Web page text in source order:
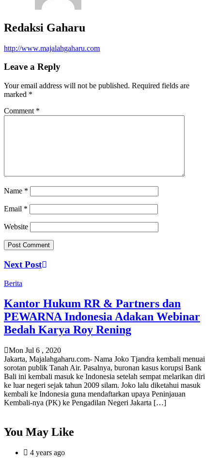
Redaksi Gaharu
http://www.majalahgaharu.com
Leave a Reply
Your email address will not be published. Required fields are
marked *
Comment *
Name *
Email *
Website
Next Post
Berita
Kantor Hukum RR & Partners dan
PEWARNA Indonesia Adakan Webinar
Bedah Karya Roy Rening
Mon Jul 6 , 2020
Jakarta, Majalahgaharu.com- Nama Joko Tjandra kembali menuai
sorotan publik Tanah Air. Pasalnya, buronan kasus korupsi Bank
Bali ini kembali masuk ke Indonesia setelah sempat melarikan diri
ke luar negeri sejak tahun 2009 silam. Joko lalu diketahui masuk
kembali ke Indonesia guna mendaftarkan upaya Peninjauan
Kembali-nya (PK) ke Pengadilan Negeri Jakarta […]
You May Like
4 years ago